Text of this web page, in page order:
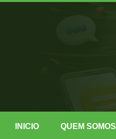
INICIO QUEM SOMOS